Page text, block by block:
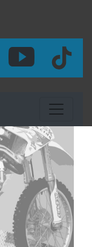
Toggle